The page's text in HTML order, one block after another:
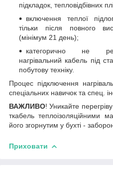
підкладок, тепловідбівних
включення теплої
тільки після повного
(мінімум 21 день);
категорично не
нагрівальний кабель під
побутову техніку.
Процес підключення
спеціальних навичок та спец.
ВАЖЛИВО! Уникайте
ткабель теплоізоляційними
його згорнутим у бухті -
Приховати